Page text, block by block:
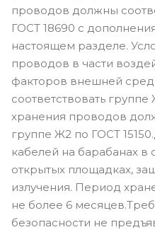
проводов должны
ГОСТ 18690 с
настоящем разделе.
проводов в части
факторов внешней
соответствовать
хранения проводов
группе Ж2 по ГОСТ
кабелей на барабанах
открытых площадках,
излучения. Период
не более 6
безопасности не